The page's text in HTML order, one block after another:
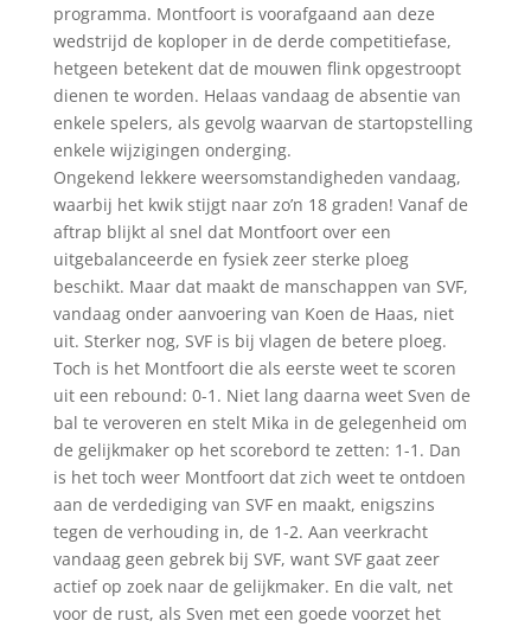
programma. Montfoort is voorafgaand aan deze
wedstrijd de koploper in de derde competitiefase,
hetgeen betekent dat de mouwen flink opgestroopt
dienen te worden. Helaas vandaag de absentie van
enkele spelers, als gevolg waarvan de startopstelling
enkele wijzigingen onderging.
Ongekend lekkere weersomstandigheden vandaag,
waarbij het kwik stijgt naar zo’n 18 graden! Vanaf de
aftrap blijkt al snel dat Montfoort over een
uitgebalanceerde en fysiek zeer sterke ploeg
beschikt. Maar dat maakt de manschappen van SVF,
vandaag onder aanvoering van Koen de Haas, niet
uit. Sterker nog, SVF is bij vlagen de betere ploeg.
Toch is het Montfoort die als eerste weet te scoren
uit een rebound: 0-1. Niet lang daarna weet Sven de
bal te veroveren en stelt Mika in de gelegenheid om
de gelijkmaker op het scorebord te zetten: 1-1. Dan
is het toch weer Montfoort dat zich weet te ontdoen
aan de verdediging van SVF en maakt, enigszins
tegen de verhouding in, de 1-2. Aan veerkracht
vandaag geen gebrek bij SVF, want SVF gaat zeer
actief op zoek naar de gelijkmaker. En die valt, net
voor de rust, als Sven met een goede voorzet het